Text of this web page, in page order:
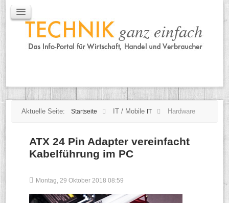
Mobile
IT
TK
Aktuelle Seite: Startseite IT / Mobile IT Hardware
ATX 24 Pin Adapter vereinfacht
Kabelführung im PC
Montag, 29 Oktober 2018 08:59